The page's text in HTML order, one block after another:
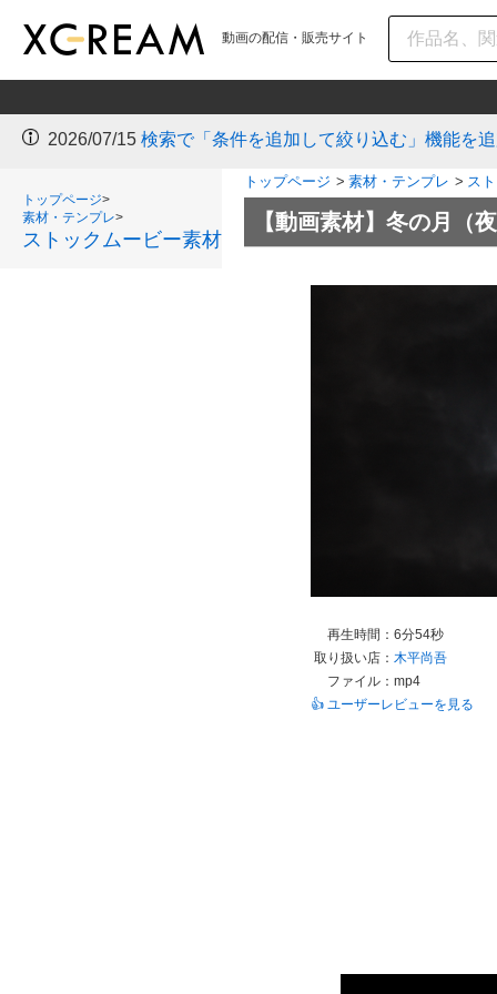
動画の配信・販売サイト
2026/07/15 検索で「条件を追加して絞り込む」機能を追
トップページ>
素材・テンプレ>
ストックムービー素材
トップページ > 素材・テンプレ > ス
【動画素材】冬の月
再生時間： 6分54秒
取り扱い店： 木平尚吾
ファイル： mp4
👍 ユーザーレビューを見る